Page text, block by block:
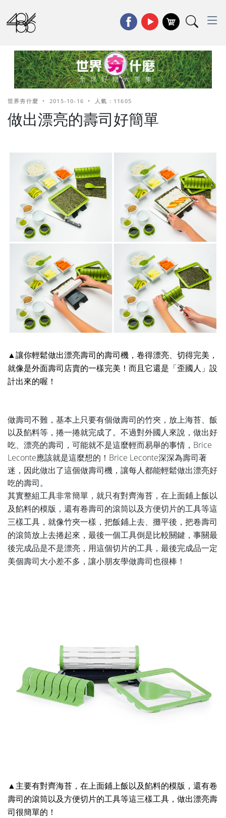
世界夯什麼 • 2015-10-16 • 人氣 : 11605
做出漂亮的壽司好簡單
▲讓你輕鬆做出漂亮壽司的壽司機，卷得漂亮、切得完美，
就像是外面壽司店賣的一樣完美！而且它還是「歪國人」設
計出來的喔！
做壽司不難，基本上只要有個做壽司的竹夾，放上海苔、飯
以及餡料等，捲一捲就完成了。不過對外國人來說， 做出好
吃、漂亮的壽司，可能就不是這麼輕而易舉的事情，Brice
Leconte應該就是這麼想的！ Brice Leconte深深為壽司著
迷，因此做出了這個做壽司機，讓每人都能輕鬆做出漂亮好
吃的壽司。
其實整組工具非常簡單，就只有對齊海苔，在上面鋪上飯以
及餡料的模版，還有卷壽司的滾筒以及方便切片的工具等這
三樣工具，就像竹夾一樣，把飯鋪上去、攤平後，把卷壽司
的滾筒放上去捲起來，最後一個工具倒是比較關鍵，事關最
後完成品是不是漂亮，用這個切片的工具，最後完成品一定
美個壽司大小差不多，讓小朋友學做壽司也很棒！
▲主要有對齊海苔，在上面鋪上飯以及餡料的模版，還有卷
壽司的滾筒以及方便切片的工具等這三樣工具，做出漂亮壽
司很簡單的！